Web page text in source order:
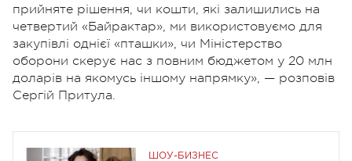
прийняте рішення, чи кошти, які залишились на
четвертий «Байрактар», ми використовуємо для
закупівлі однієї «пташки», чи Міністерство
оборони скерує нас з повним бюджетом у 20 млн
доларів на якомусь іншому напрямку», — розповів
Сергій Притула.
ШОУ-БИЗНЕС